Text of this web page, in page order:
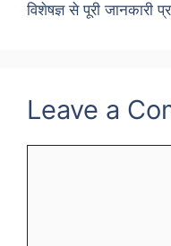
विशेषज्ञ से पूरी जानकारी
Leave a